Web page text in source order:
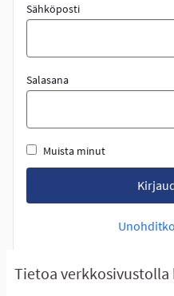
Tietoa
Sähköposti
Salasana
Muista minut